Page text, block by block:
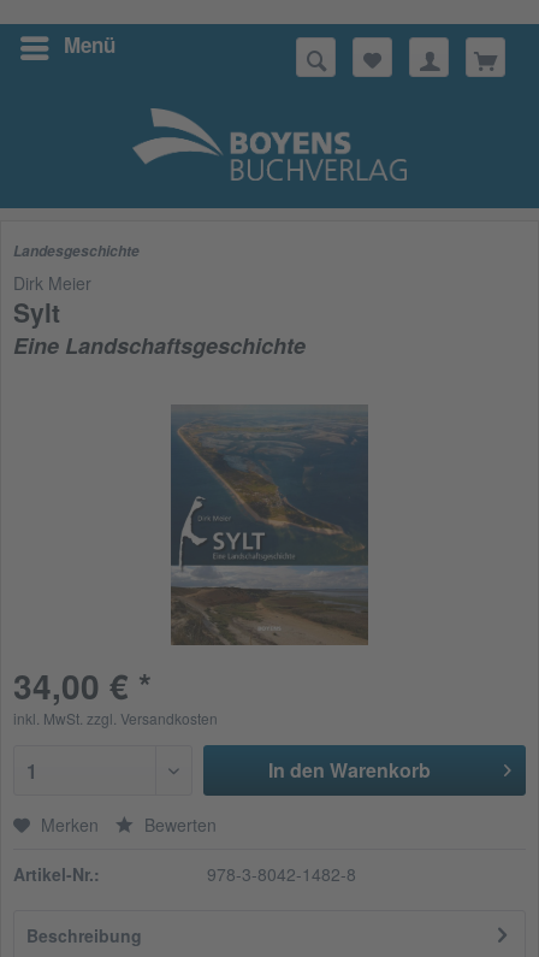
Menü
Suchen
Landesgeschichte
Dirk Meier
Sylt
Eine Landschaftsgeschichte
34,00 € *
inkl. MwSt. zzgl. Versandkosten
1 In den Warenkorb
Merken Bewerten
Artikel-Nr.: 978-3-8042-1482-8
Beschreibung